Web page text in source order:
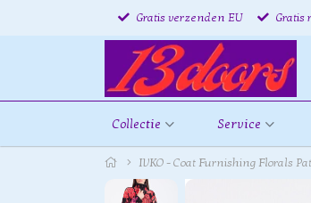
Gratis verzenden EU Gratis
Collectie Service
IVKO - Coat Furnishing Florals